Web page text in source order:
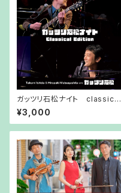
ガッツリ石松ナイト classical
edition
¥3,000